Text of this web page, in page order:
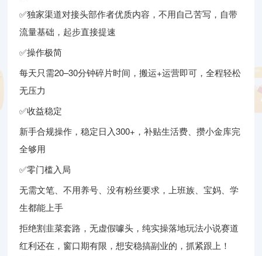
✅独家渠道对接头部作者优质内容，不用自己苦写，自带
流量基础，起步直接提速
✅操作极简
每天只需20–30分钟碎片时间，搬运+运营即可，全程轻松
无压力
✅收益稳定
新手合规操作，稳定日入300+，补贴生活费、攒小金库完
全够用
✅零门槛入局
无需文笔、不用养号、没有粉丝要求，上班族、宝妈、学
生都能上手
拒绝割韭菜套路，无虚假噱头，纯实操落地玩法小说赛道
红利还在，窗口期有限，想安稳搞副业的，抓紧跟上！